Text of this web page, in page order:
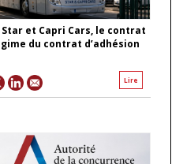
et Capri Cars, le contrat
du contrat d’adhésion
Lire